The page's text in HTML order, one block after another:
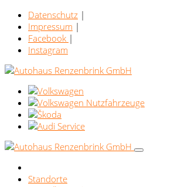
Datenschutz |
Impressum |
Facebook |
Instagram
Standorte